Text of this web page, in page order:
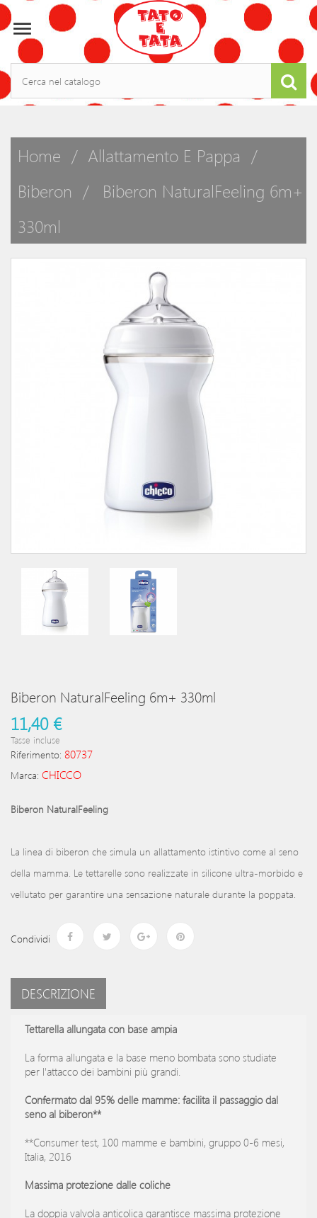

Home
Allattamento E Pappa
Biberon
Biberon NaturalFeeling 6m+
330ml
Biberon NaturalFeeling 6m+ 330ml
11,40 €
Tasse incluse
Riferimento: 80737
Marca: CHICCO
Biberon NaturalFeeling
La linea di biberon che simula un allattamento istintivo come al seno
della mamma. Le tettarelle sono realizzate in silicone ultra-morbido e
vellutato per garantire una sensazione naturale durante la poppata.
Condividi
DESCRIZIONE
Tettarella allungata con base ampia
La forma allungata e la base meno bombata sono studiate
per l'attacco dei bambini più grandi.
Confermato dal 95% delle mamme: facilita il passaggio dal
seno al biberon**
**Consumer test, 100 mamme e bambini, gruppo 0-6 mesi,
Italia, 2016
Massima protezione dalle coliche
La doppia valvola anticolica garantisce massima protezione